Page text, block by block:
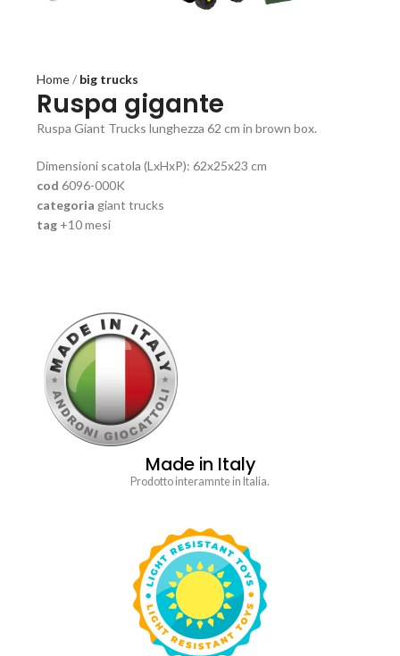
Home big trucks
Ruspa gigante
Ruspa Giant Trucks lunghezza 62 cm in brown box.
Dimensioni scatola (LxHxP): 62x25x23 cm
cod6096-000K
categoria giant trucks
tag +10 mesi
Made in Italy
Prodotto interamnte in Italia.